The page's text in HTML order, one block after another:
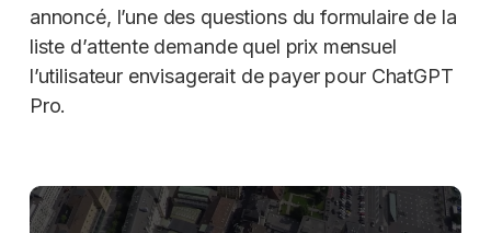
annoncé, l’une des questions du formulaire de la
liste d’attente demande quel prix mensuel
l’utilisateur envisagerait de payer pour ChatGPT
Pro.